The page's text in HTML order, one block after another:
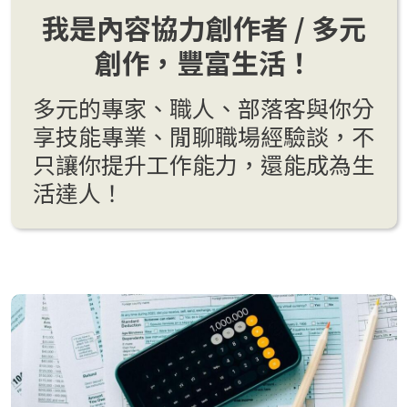
我是內容協力創作者 / 多元
創作，豐富生活！
多元的專家、職人、部落客與你分
享技能專業、閒聊職場經驗談，不
只讓你提升工作能力，還能成為生
活達人！